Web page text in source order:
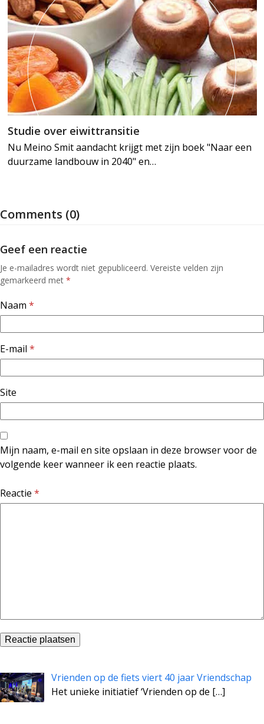
Studie over eiwittransitie
Nu Meino Smit aandacht krijgt met zijn boek "Naar een
duurzame landbouw in 2040" en…
Comments (0)
Geef een reactie
Je e-mailadres wordt niet gepubliceerd. Vereiste velden zijn
gemarkeerd met *
Naam *
E-mail *
Site
Mijn naam, e-mail en site opslaan in deze browser voor de
volgende keer wanneer ik een reactie plaats.
Reactie *
Vrienden op de fiets viert 40 jaar Vriendschap
Het unieke initiatief ‘Vrienden op de […]